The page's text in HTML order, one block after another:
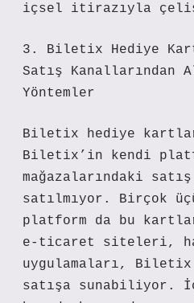
içsel itirazıyla
3. Biletix Hediye
Satış Kanallarından
Yöntemler
Biletix hediye
Biletix’in kendi
mağazalarındaki
satılmıyor. Birçok
platform da bu
e-ticaret siteleri,
uygulamaları,
satışa sunabiliyor.